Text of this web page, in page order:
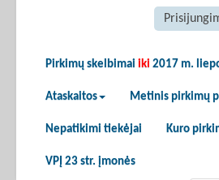
Pirkimų skelbimai iki 2017 m.
Ataskaitos Metinis pirkimų
Nepatikimi tiekėjai Kuro
VPĮ 23 str. įmonės